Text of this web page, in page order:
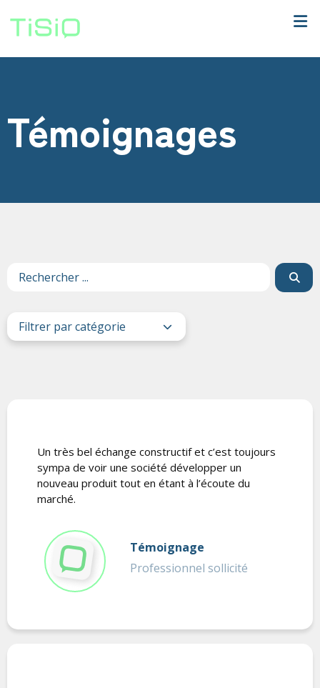
Témoignages
Un très bel échange constructif et c’est toujours
sympa de voir une société développer un
nouveau produit tout en étant à l’écoute du
marché.
Témoignage
Professionnel sollicité